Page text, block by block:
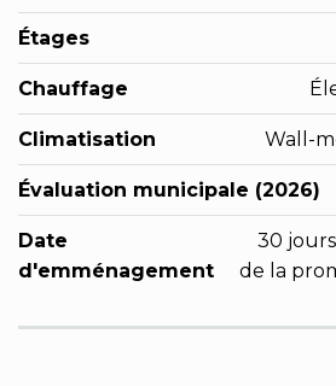
Étages
Chauffage
Climatisation Wall-
Évaluation municipale (2026)
Date
d'emménagement
30
de la